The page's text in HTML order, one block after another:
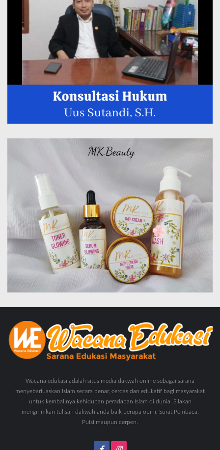
Wacana edukasi adalah situs media dakwah online sebagai sarana
menyebarluaskan islam secara benar, cerdas dan edukatif bagi masyarakat
untuk kembalinya kehidupan peradaban Islam di dunia. Silakan
mengirimkan tulisan dakwah anda baik berupa opini, Surat Pembaca,
Puisi maupun cerpen.